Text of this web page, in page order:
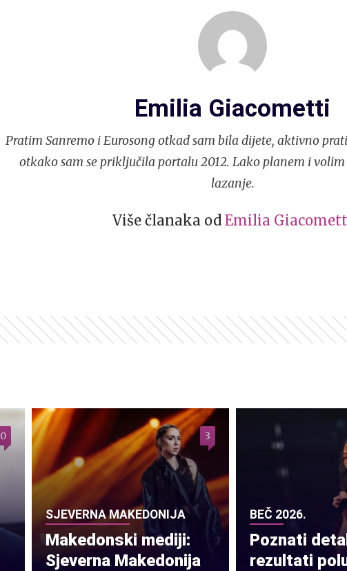
Emilia Giacometti
Pratim Sanremo i Eurosong otkad sam bila dijete, aktivno
otkako sam se priključila portalu 2012. Lako planem i
lazanje.
Više članaka od Emilia
0
SJEVERNA MAKEDONIJA
Makedonski mediji:
Sjeverna Makedonija
3
BEČ 2026.
Poznati
rezultati